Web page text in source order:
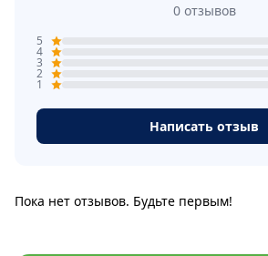
0 отзывов
5
4
3
2
1
Написать отзыв
Пока нет отзывов. Будьте первым!